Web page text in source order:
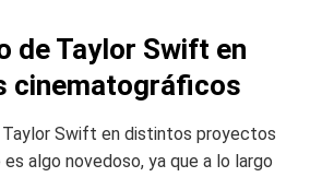
de Taylor Swift en
cinematográficos
Taylor Swift en distintos proyectos
es algo novedoso, ya que a lo largo